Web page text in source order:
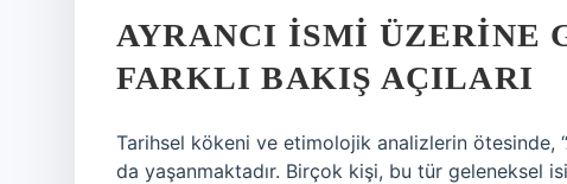
AYRANCI İSMI ÜZERINE
FARKLI BAKIŞ AÇILARI
Tarihsel kökeni ve etimolojik analizlerin ötesinde,
da yaşanmaktadır. Birçok kişi, bu tür geleneksel